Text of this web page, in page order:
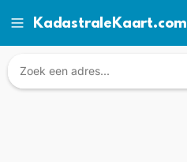
KadastraleKaart.com